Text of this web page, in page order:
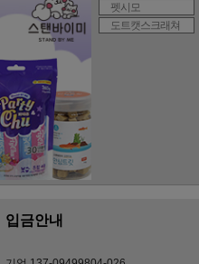
펫시모
도트캣스크래쳐
입금안내